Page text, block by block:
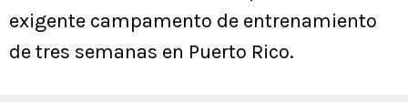
exigente campamento de entrenamiento
de tres semanas en Puerto Rico.